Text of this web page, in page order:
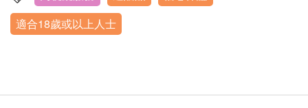
報告
醫生講解報告
國內外醫療解決方案
HK$5,500.0
估結果無效。檢查前需提前一天到院完成內鏡檢查
前的心電檢查與血液檢查及領取腸道准備用瀉粉。
health.ESDlife訂購成功之電郵。
訂單如需改期，請至少提前2個工作天聯絡正觀醫
沙河西路)
營業時間:9:00-18:00 (休法定節假日)
適合18歲或以上人士